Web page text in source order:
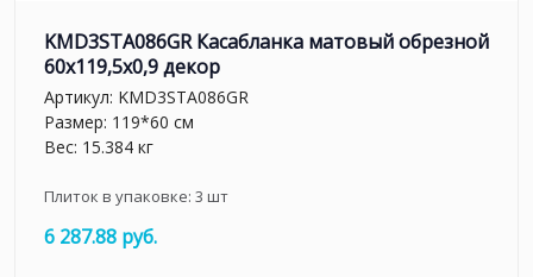
KMD3STA086GR Касабланка матовый обрезной
60x119,5x0,9 декор
Артикул: KMD3STA086GR
Размер: 119*60 см
Вес: 15.384 кг
Плиток в упаковке: 3 шт
6 287.88 руб.